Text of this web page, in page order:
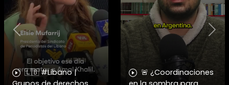
🇱🇧 #Libano |
🚨 ¿Coordinaciones
Previous